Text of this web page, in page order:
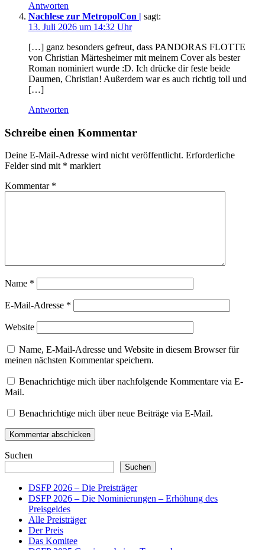
Antworten
Nachlese zur MetropolCon | sagt:
13. Juli 2026 um 14:32 Uhr
[…] ganz besonders gefreut, dass PANDORAS FLOTTE
von Christian Märtesheimer mit meinem Cover als bester
Roman nominiert wurde :D. Ich drücke dir feste beide
Daumen, Christian! Außerdem war es auch richtig toll und
[…]
Antworten
Schreibe einen Kommentar
Deine E-Mail-Adresse wird nicht veröffentlicht. Erforderliche
Felder sind mit * markiert
Kommentar *
Name *
E-Mail-Adresse *
Website
Name, E-Mail-Adresse und Website in diesem Browser für
meinen nächsten Kommentar speichern.
Benachrichtige mich über nachfolgende Kommentare via E-
Mail.
Benachrichtige mich über neue Beiträge via E-Mail.
Suchen
Suchen
DSFP 2026 – Die Preisträger
DSFP 2026 – Die Nominierungen – Erhöhung des
Preisgeldes
Alle Preisträger
Der Preis
Das Komitee